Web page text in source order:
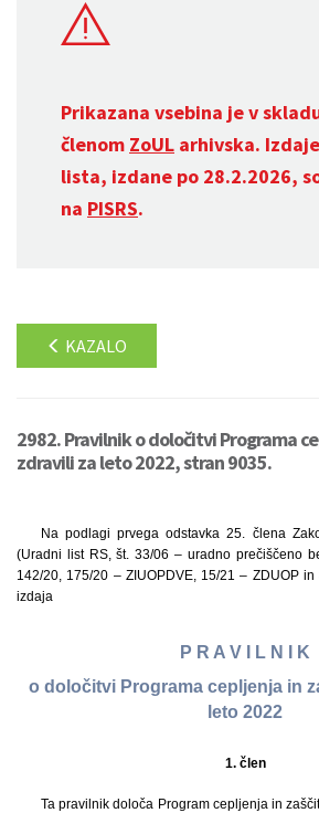
Prikazana vsebina je v
členom ZoUL arhivska.
lista, izdane po 28.2.2026,
na PISRS.
KAZALO
2982. Pravilnik o določitvi Programa
zdravili za leto 2022, stran 9035.
Na podlagi prvega odstavka 25. člena
(Uradni list RS, št. 33/06 – uradno prečiščeno
142/20, 175/20 – ZIUOPDVE, 15/21 – ZDUOP
izdaja
P R A V I L N I K
o določitvi Programa cepljenja in
leto 2022
1. člen
Ta pravilnik določa Program cepljenja in